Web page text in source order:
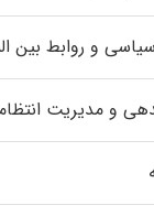
و روابط بین
و مدیریت